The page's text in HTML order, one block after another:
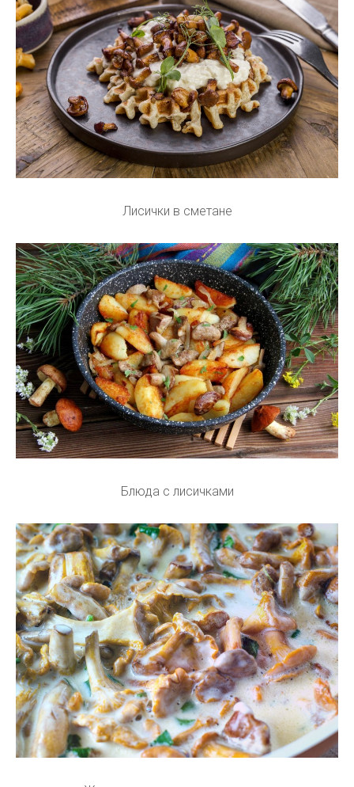
Лисички в сметане
Блюда с лисичками